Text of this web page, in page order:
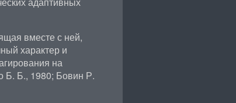
вместе с ней,
характер и
на
Б. Б., 1980; Бовин Р.